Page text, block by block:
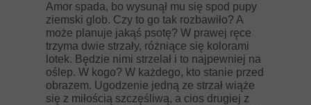
Amor spada, bo wysunął mu się spod pupy
ziemski glob. Czy to go tak rozbawiło? A
może planuje jakąś psotę? W prawej ręce
trzyma dwie strzały, różniące się kolorami
lotek. Będzie nimi strzelał i to najpewniej na
oślep. W kogo? W każdego, kto stanie przed
obrazem. Ugodzenie jedną ze strzał wiąże
się z miłością szczęśliwą, a cios drugiej z